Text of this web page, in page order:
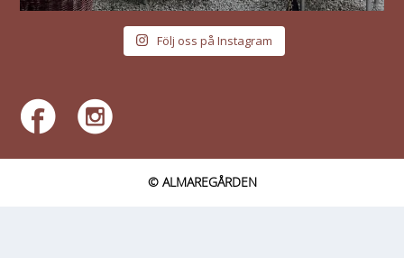
Följ oss på Instagram
© ALMAREGÅRDEN